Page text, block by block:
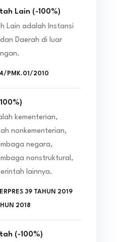
Lain ( -100%)
Lain adalah Instansi
Daerah di luar
PMK.01/2010
%)
kementerian,
nonkementerian,
negara,
nonstruktural,
lainnya.
39 TAHUN 2019
2018
( -100%)